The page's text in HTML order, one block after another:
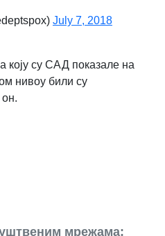
July 7, 2018
коју су САД показале на
нивоу били су
мрежама: